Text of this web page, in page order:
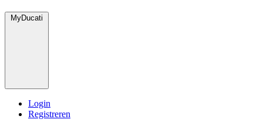
MyDucati
Login
Registreren